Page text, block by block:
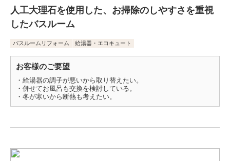
人工大理石を使用した、お掃除のしやすさを重視
したバスルーム
バスルームリフォーム 給湯器・エコキュート
お客様のご要望
・給湯器の調子が悪いから取り替えたい。
・併せてお風呂も交換を検討している。
・冬が寒いから断熱も考えたい。